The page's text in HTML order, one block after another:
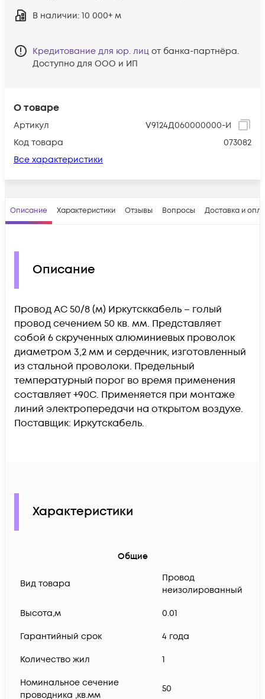
О товаре
Артикул
V9124Д060000000-И
Код товара
073082
Все характеристики
В наличии: 10 000+ м
Кредитование для юр. лиц от банка-партнёра.
Доступно для ООО и ИП
Описание Характеристики Отзывы Вопросы Доставка и
Описание
Провод АС 50/8 (м) Иркутсккабель – голый
провод сечением 50 кв. мм. Представляет
собой 6 скрученных алюминиевых проволок
диаметром 3,2 мм и сердечник, изготовленный
из стальной проволоки. Предельный
температурный порог во время применения
составляет +90С. Применяется при монтаже
линий электропередачи на открытом воздухе.
Поставщик: Иркутскабель.
Характеристики
Общие
Вид товара
Провод
неизолированный
Высота,м 0.01
Гарантийный срок 4 года
Количество жил 1
Номинальное сечение
проводника ,кв.мм
50